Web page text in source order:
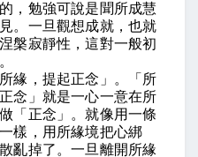
，勉強可說是聞所成慧
。一旦觀想成就，也就
槃寂靜性，這對一般初
緣，提起正念」。「所
念」就是一心一意在所
「正念」。就像用一條
樣，用所緣境把心綁
亂掉了。一旦離開所緣